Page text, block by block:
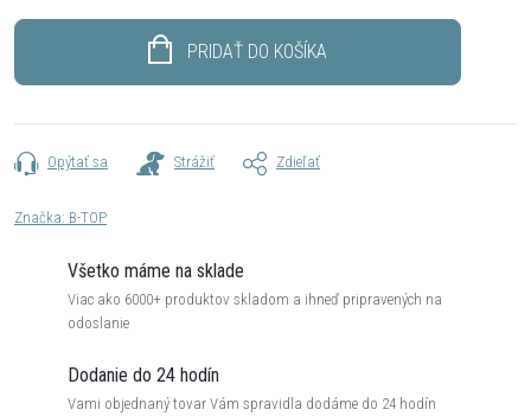
PRIDAŤ DO KOŠÍKA
Opýtať sa Strážiť Zdieľať
Značka: B-TOP
Všetko máme na sklade
Viac ako 6000+ produktov skladom a ihneď pripravených na
odoslanie
Dodanie do 24 hodín
Vami objednaný tovar Vám spravidla dodáme do 24 hodín